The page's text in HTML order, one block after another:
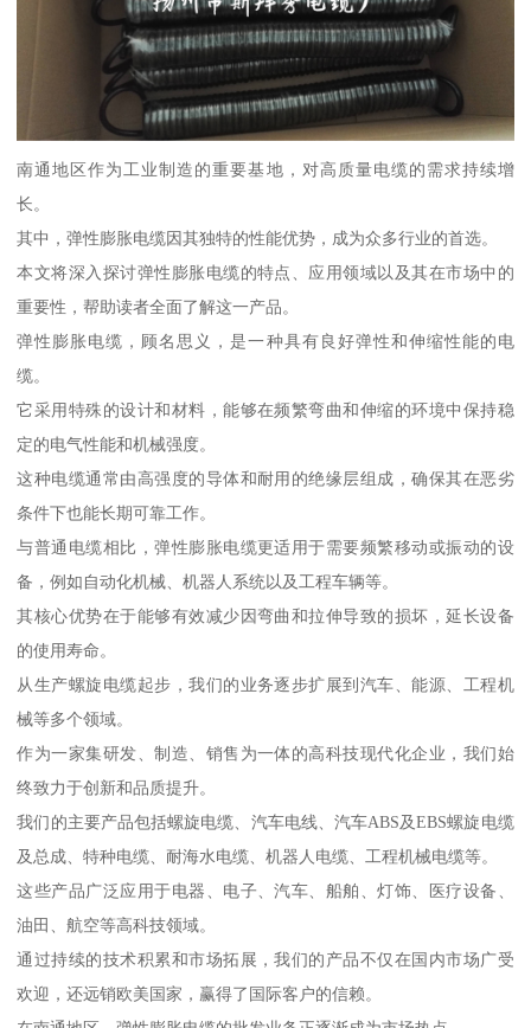
南通地区作为工业制造的重要基地，对高质量电缆的需求持续增
长。
其中，弹性膨胀电缆因其独特的性能优势，成为众多行业的首选。
本文将深入探讨弹性膨胀电缆的特点、应用领域以及其在市场中的
重要性，帮助读者全面了解这一产品。
弹性膨胀电缆，顾名思义，是一种具有良好弹性和伸缩性能的电
缆。
它采用特殊的设计和材料，能够在频繁弯曲和伸缩的环境中保持稳
定的电气性能和机械强度。
这种电缆通常由高强度的导体和耐用的绝缘层组成，确保其在恶劣
条件下也能长期可靠工作。
与普通电缆相比，弹性膨胀电缆更适用于需要频繁移动或振动的设
备，例如自动化机械、机器人系统以及工程车辆等。
其核心优势在于能够有效减少因弯曲和拉伸导致的损坏，延长设备
的使用寿命。
从生产螺旋电缆起步，我们的业务逐步扩展到汽车、能源、工程机
械等多个领域。
作为一家集研发、制造、销售为一体的高科技现代化企业，我们始
终致力于创新和品质提升。
我们的主要产品包括螺旋电缆、汽车电线、汽车ABS及EBS螺旋电缆
及总成、特种电缆、耐海水电缆、机器人电缆、工程机械电缆等。
这些产品广泛应用于电器、电子、汽车、船舶、灯饰、医疗设备、
油田、航空等高科技领域。
通过持续的技术积累和市场拓展，我们的产品不仅在国内市场广受
欢迎，还远销欧美国家，赢得了国际客户的信赖。